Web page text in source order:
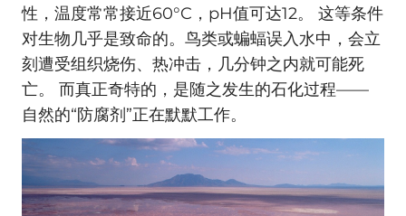
性，温度常常接近60°C，pH值可达12。 这等条件
对生物几乎是致命的。鸟类或蝙蝠误入水中，会立
刻遭受组织烧伤、热冲击，几分钟之内就可能死
亡。 而真正奇特的，是随之发生的石化过程——
自然的“防腐剂”正在默默工作。